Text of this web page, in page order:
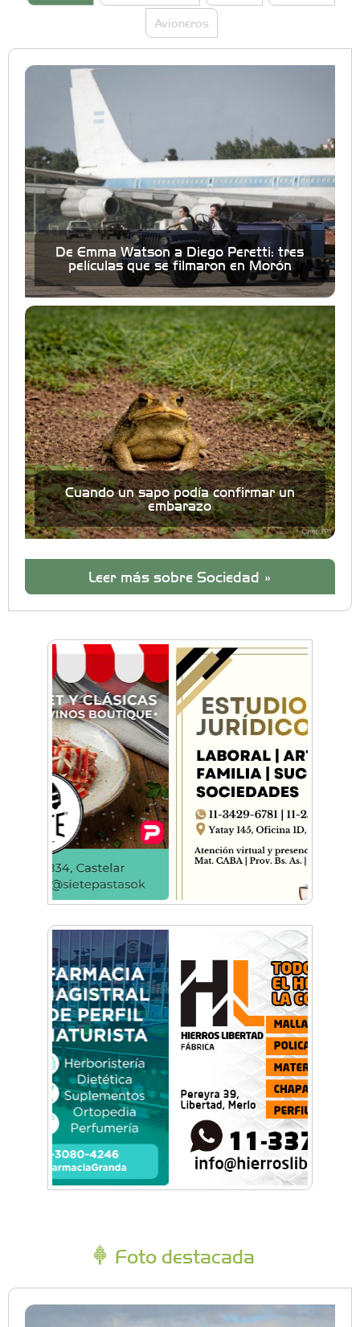
Avioneros
De Emma Watson a Diego Peretti: tres
películas que se filmaron en Morón
Cuando un sapo podía confirmar un
embarazo
Leer más sobre Sociedad »
Foto destacada